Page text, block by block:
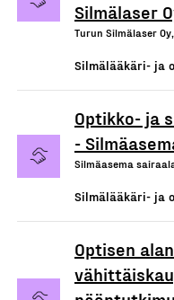
Silmälaser
Turun Silmälaser
Silmälääkäri- ja
Optikko- ja
-
Silmäasema
Silmälääkäri- ja
Optisen alan